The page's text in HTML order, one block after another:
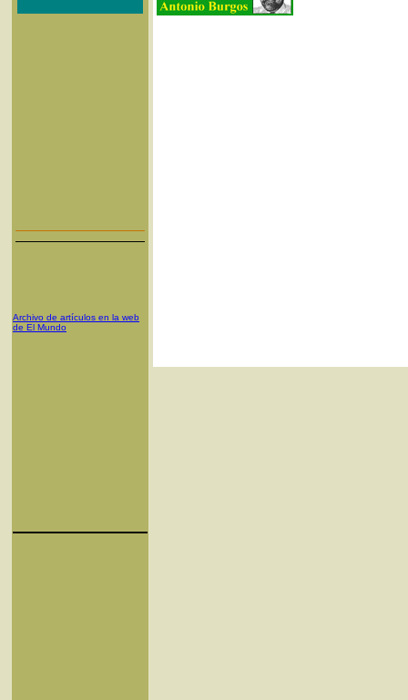
Archivo de artículos en la web
de El Mundo